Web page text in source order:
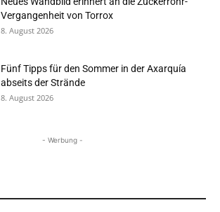
Vergangenheit von Torrox
8. August 2026
Fünf Tipps für den Sommer in der Axarquía
abseits der Strände
8. August 2026
- Werbung -